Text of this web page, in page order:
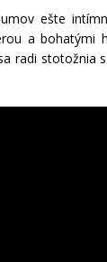
ešte
a bohatými
radi stotožnia